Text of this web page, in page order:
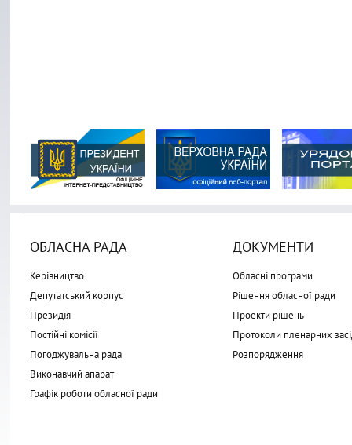
ОБЛАСНА РАДА
Керівництво
Депутатський корпус
Президія
Постійні комісії
Погоджувальна рада
Виконавчий апарат
Графік роботи обласної ради
ДОКУМЕНТИ
Обласні програми
Рішення обласної ради
Проекти рішень
Протоколи пленарних
Розпорядження